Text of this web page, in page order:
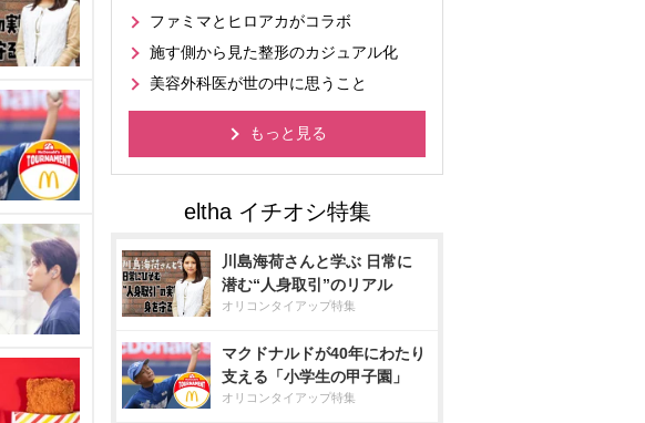
ファミマとヒロアカがコラボ
施す側から見た整形のカジュアル化
美容外科医が世の中に思うこと
もっと見る
川島海荷さんと学ぶ 日常に
潜む“人身取引”のリアル
オリコンタイアップ特集
マクドナルドが40年にわたり
支える「小学生の甲子園」
オリコンタイアップ特集